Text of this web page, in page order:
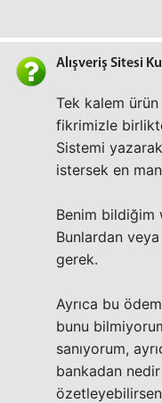
Alışveriş Sitesi
Tek kalem
fikrimizle
Sistemi
istersek en
Benim bildiğim
Bunlardan
gerek.
Ayrıca bu
bunu
sanıyorum,
bankadan